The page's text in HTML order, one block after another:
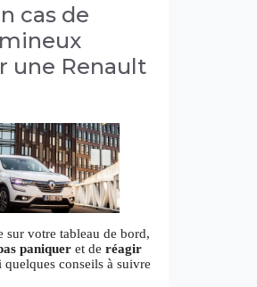
cas de
une Renault
sur votre tableau de bord,
paniquer et de réagir
quelques conseils à suivre